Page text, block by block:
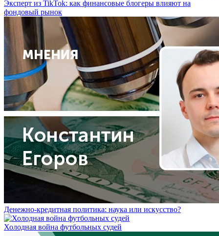
Эксперт из TikTok: как финансовые блогеры влияют на
фондовый рынок
Денежно-кредитная политика: наука или искусство?
Холодная война футбольных судей